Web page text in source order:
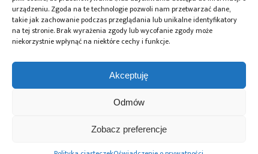
urządzeniu. Zgoda na te technologie pozwoli nam przetwarzać dane,
takie jak zachowanie podczas przeglądania lub unikalne identyfikatory
na tej stronie. Brak wyrażenia zgody lub wycofanie zgody może
niekorzystnie wpłynąć na niektóre cechy i funkcje.
Akceptuję
Odmów
Zobacz preferencje
Przeczytaj również:
Przemysłowe
Rozwiązanie PoE
typu „plug-and-
W usprawnia
Terminal
przemysłowy